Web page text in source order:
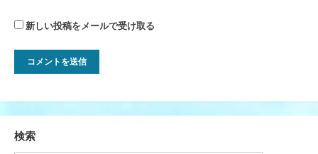
新しい投稿をメールで受け取る
検索